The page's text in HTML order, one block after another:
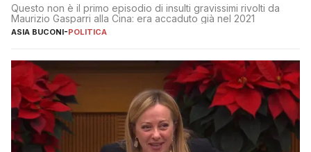
Questo non è il primo episodio di insulti gravissimi rivolti da
Maurizio Gasparri alla Cina: era accaduto già nel 2021
ASIA BUCONI-POLITICA